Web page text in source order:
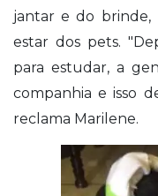
jantar e do
estar dos pets.
para estudar, a
companhia e isso
reclama Marilene.